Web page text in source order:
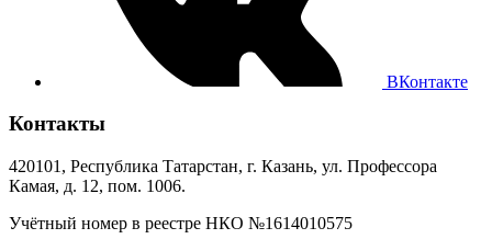
ВКонтакте
Контакты
420101, Республика Татарстан, г. Казань, ул. Профессора
Камая, д. 12, пом. 1006.
Учётный номер в реестре НКО №1614010575